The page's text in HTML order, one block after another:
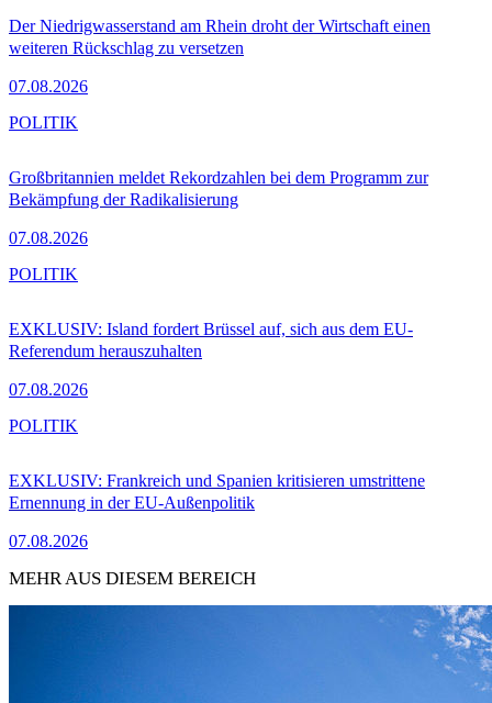
Der Niedrigwasserstand am Rhein droht der Wirtschaft einen
weiteren Rückschlag zu versetzen
07.08.2026
Großbritannien meldet Rekordzahlen bei dem Programm zur
Bekämpfung der Radikalisierung
07.08.2026
POLITIK
EXKLUSIV: Island fordert Brüssel auf, sich aus dem EU-
Referendum herauszuhalten
07.08.2026
POLITIK
EXKLUSIV: Frankreich und Spanien kritisieren umstrittene
Ernennung in der EU-Außenpolitik
07.08.2026
POLITIK
MEHR AUS DIESEM BEREICH